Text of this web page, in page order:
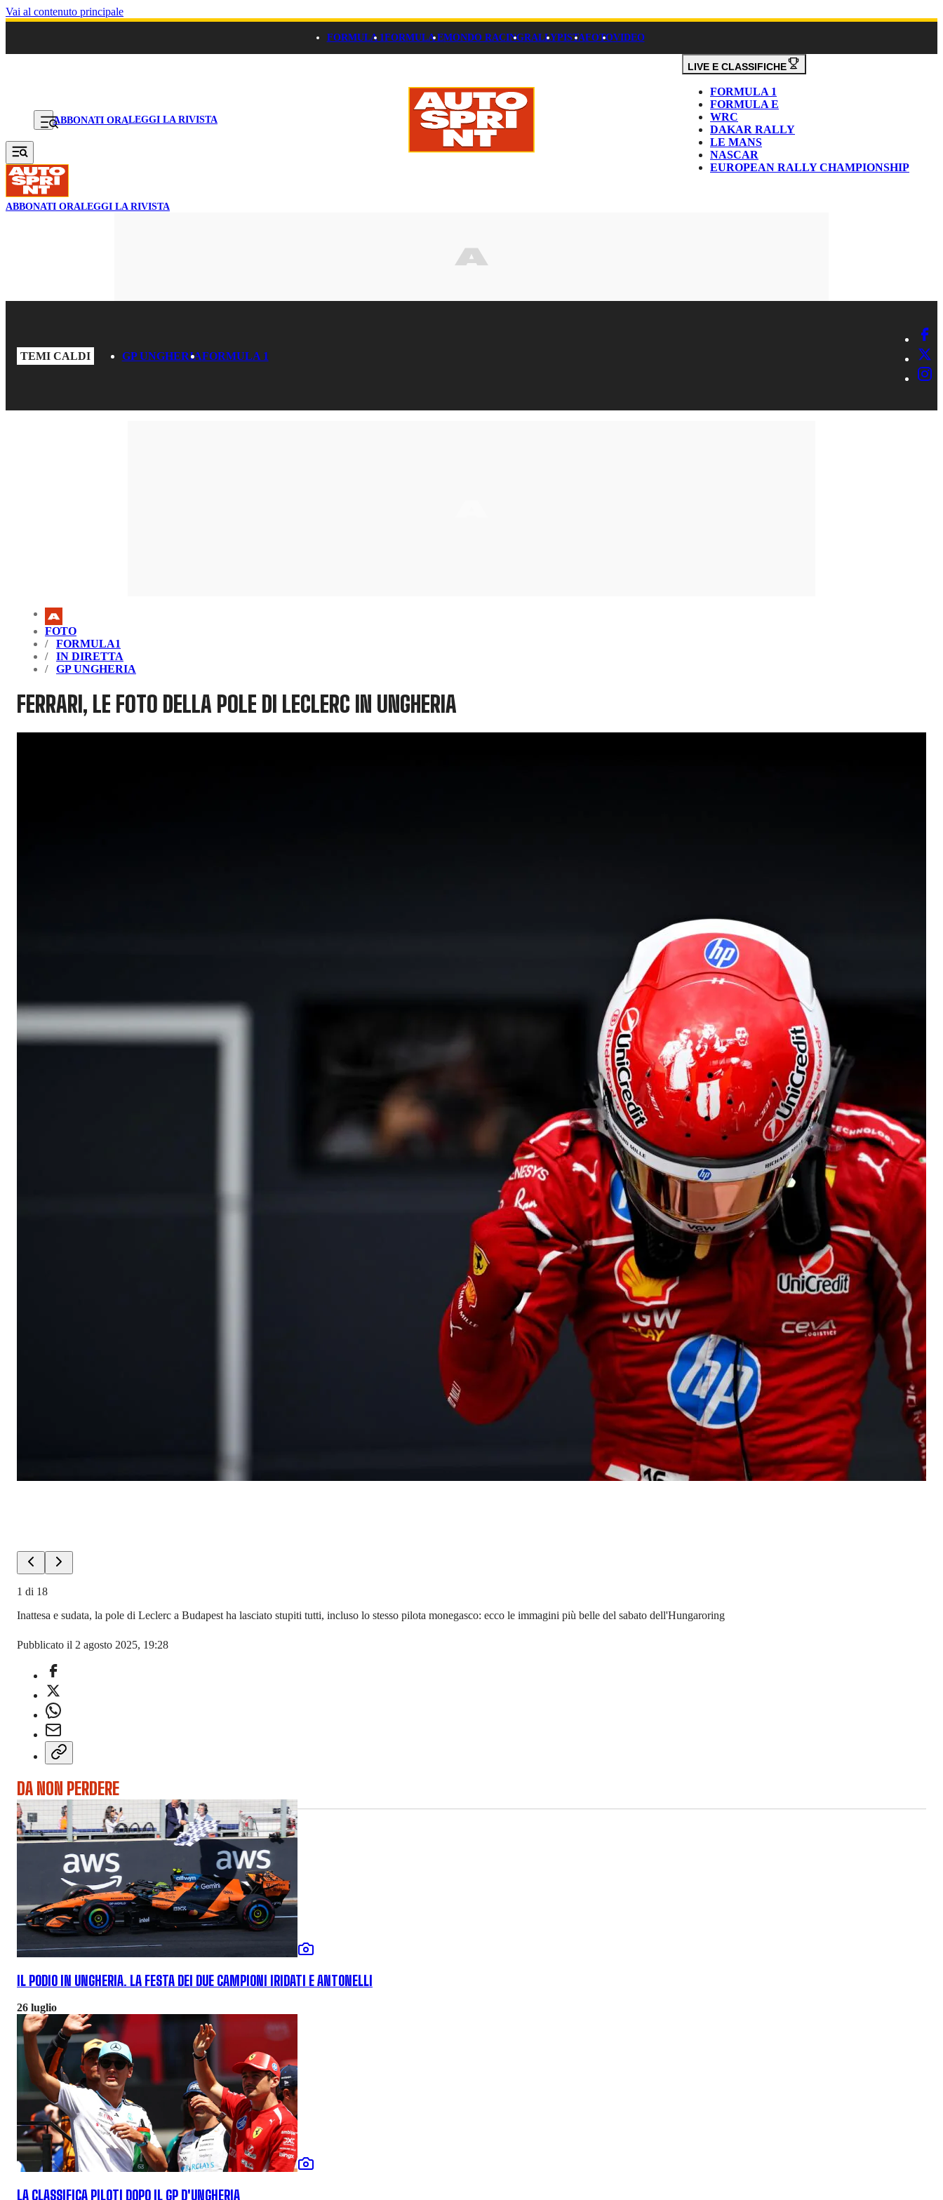
Vai al contenuto principale
FORMULA 1FORMULA EMONDO RACINGRALLYPISTAFOTOVIDEO
ABBONATI ORALEGGI LA RIVISTA
LIVE E CLASSIFICHE
FORMULA 1
FORMULA E
WRC
DAKAR RALLY
LE MANS
NASCAR
EUROPEAN RALLY CHAMPIONSHIP
ABBONATI ORALEGGI LA RIVISTA
TEMI CALDI GP UNGHERIAFORMULA 1
FOTO
FORMULA1
IN DIRETTA
GP UNGHERIA
FERRARI, LE FOTO DELLA POLE DI LECLERC IN UNGHERIA
1 di 18
Inattesa e sudata, la pole di Leclerc a Budapest ha lasciato stupiti tutti, incluso lo stesso pilota monegasco: ecco le immagini più belle del sabato dell'Hungaroring
Pubblicato il 2 agosto 2025, 19:28
DA NON PERDERE
IL PODIO IN UNGHERIA. LA FESTA DEI DUE CAMPIONI IRIDATI E ANTONELLI
26 luglio
LA CLASSIFICA PILOTI DOPO IL GP D'UNGHERIA